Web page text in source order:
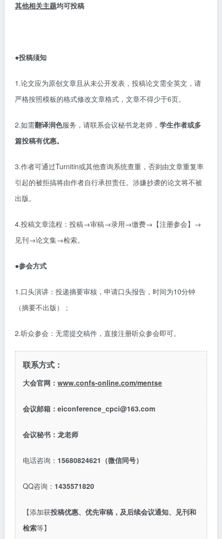
其他相关主题均可投稿
●投稿须知
1.论文应为原创文章且从未公开发表，投稿论文需全英文，请
严格按照模板的格式修改文章格式，文章不得少于6页。
2.如需翻译润色服务，请联系会议秘书龙老师， 学生作者或多
篇投稿有优惠。
3.作者可通过Turnitin或其他查询系统查重，否则由文章重复率
引起的被拒搞将由作者自行承担责任。涉嫌抄袭的论文将不被
出版。
4.投稿文章流程：投稿→审稿→录用→缴费→【注册参会】→
见刊→论文集→检索。
●参会方式
1.口头演讲：投递摘要审核，申请口头报告，时间为10分钟
（摘要不出版）；
2.听众参会：无需提交稿件，直接注册听众参会即可。
联系方式：
大会官网： www.confs-online.com/mentse
会议邮箱： eiconference_cpci@163.com
会议秘书：龙老师
电话咨询： 15680824621（微信同号）
QQ咨询： 1435571820
【添加获投稿优惠、优先审稿，及后续会议通知、见刊和
检索等】